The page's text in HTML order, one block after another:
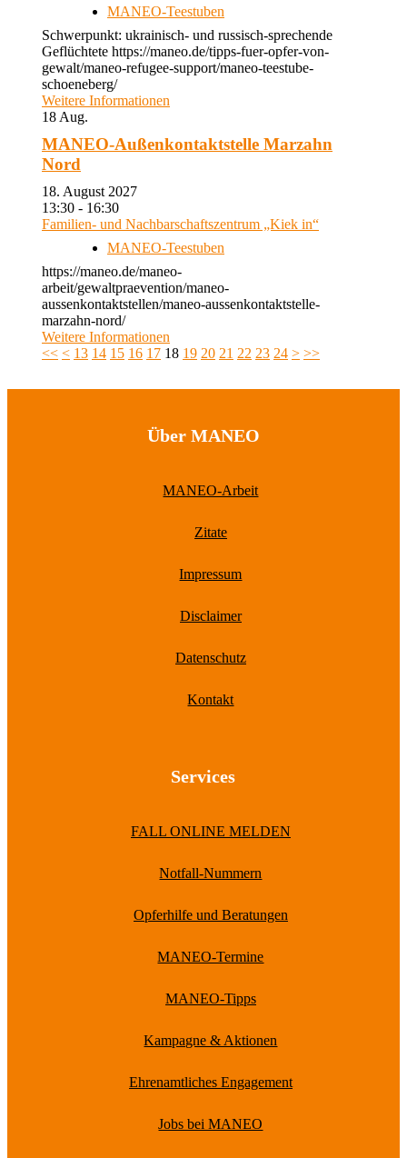
MANEO-Teestuben
Schwerpunkt: ukrainisch- und russisch-sprechende
Geflüchtete https://maneo.de/tipps-fuer-opfer-von-
gewalt/maneo-refugee-support/maneo-teestube-
schoeneberg/
Weitere Informationen
18 Aug.
MANEO-Außenkontaktstelle Marzahn
Nord
18. August 2027
13:30 - 16:30
Familien- und Nachbarschaftszentrum „Kiek in“
MANEO-Teestuben
https://maneo.de/maneo-
arbeit/gewaltpraevention/maneo-
aussenkontaktstellen/maneo-aussenkontaktstelle-
marzahn-nord/
Weitere Informationen
<< < 13 14 15 16 17 18 19 20 21 22 23 24 > >>
Über MANEO
MANEO-Arbeit
Zitate
Impressum
Disclaimer
Datenschutz
Kontakt
Services
FALL ONLINE MELDEN
Notfall-Nummern
Opferhilfe und Beratungen
MANEO-Termine
MANEO-Tipps
Kampagne & Aktionen
Ehrenamtliches Engagement
Jobs bei MANEO